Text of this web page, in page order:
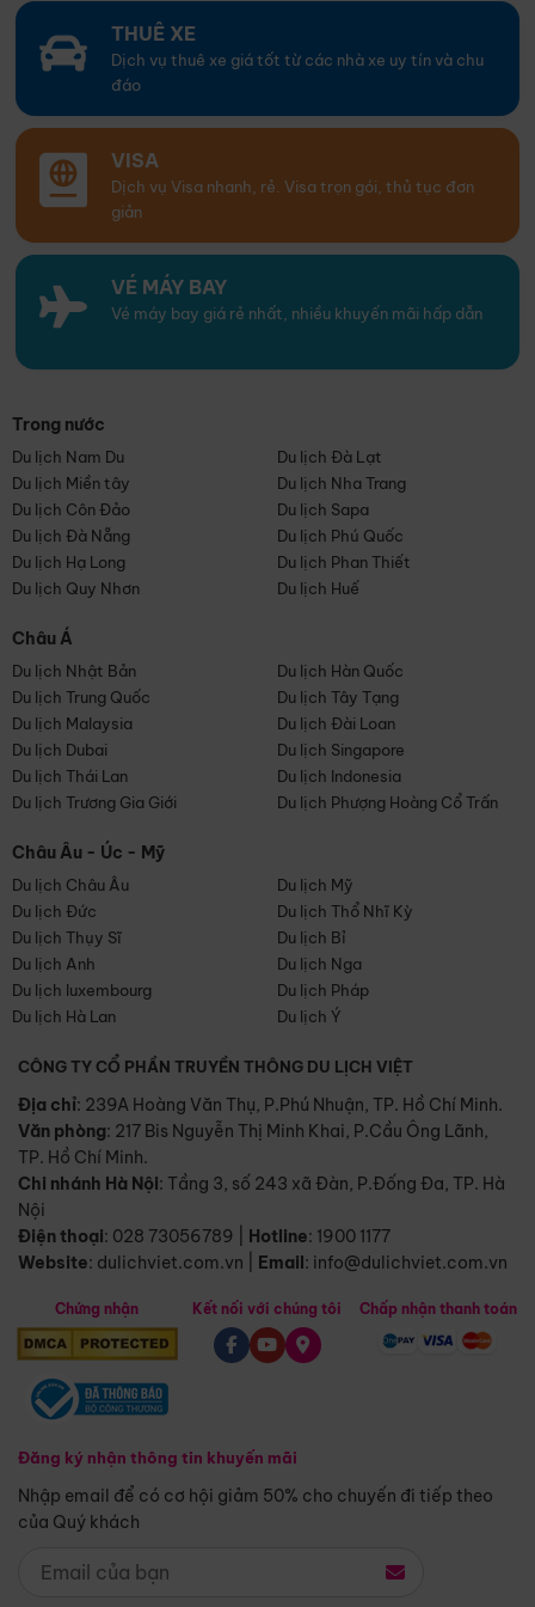
THUÊ XE
Dịch vụ thuê xe giá tốt từ các nhà xe uy tín và chu
đáo
VISA
Dịch vụ Visa nhanh, rẻ. Visa trọn gói, thủ tục đơn
giản
VÉ MÁY BAY
Vé máy bay giá rẻ nhất, nhiều khuyến mãi hấp dẫn
Trong nước
Du lịch Nam Du
Du lịch Đà Lạt
Du lịch Miền tây
Du lịch Nha Trang
Du lịch Côn Đảo
Du lịch Sapa
Du lịch Đà Nẵng
Du lịch Phú Quốc
Du lịch Hạ Long
Du lịch Phan Thiết
Du lịch Quy Nhơn
Du lịch Huế
Châu Á
Du lịch Nhật Bản
Du lịch Hàn Quốc
Du lịch Trung Quốc
Du lịch Tây Tạng
Du lịch Malaysia
Du lịch Đài Loan
Du lịch Dubai
Du lịch Singapore
Du lịch Thái Lan
Du lịch Indonesia
Du lịch Trương Gia Giới
Du lịch Phượng Hoàng Cổ Trấn
Châu Âu - Úc - Mỹ
Du lịch Châu Âu
Du lịch Mỹ
Du lịch Đức
Du lịch Thổ Nhĩ Kỳ
Du lịch Thụy Sĩ
Du lịch Bỉ
Du lịch Anh
Du lịch Nga
Du lịch luxembourg
Du lịch Pháp
Du lịch Hà Lan
Du lịch Ý
CÔNG TY CỔ PHẦN TRUYỀN THÔNG DU LỊCH VIỆT
Địa chỉ: 239A Hoàng Văn Thụ, P.Phú Nhuận, TP. Hồ Chí Minh.
Văn phòng: 217 Bis Nguyễn Thị Minh Khai, P.Cầu Ông Lãnh,
TP. Hồ Chí Minh.
Chi nhánh Hà Nội: Tầng 3, số 243 xã Đàn, P.Đống Đa, TP. Hà
Nội
Điện thoại: 028 73056789 Hotline: 1900 1177
Website: dulichviet.com.vn Email: info@dulichviet.com.vn
Chứng nhận
Đăng ký nhận thông tin khuyến mãi
Nhập email để có cơ hội giảm 50% cho chuyến đi tiếp theo
của Quý khách
Kết nối với chúng tôi Chấp nhận thanh toán